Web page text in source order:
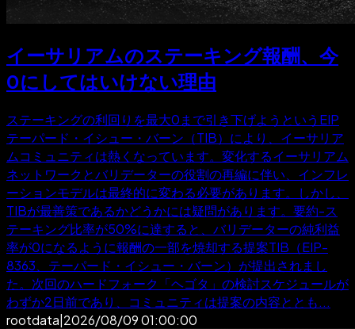
イーサリアムのステーキング報酬、今
0にしてはいけない理由
ステーキングの利回りを最大0まで引き下げようというEIP
テーパード・イシュー・バーン（TIB）により、イーサリア
ムコミュニティは熱くなっています。変化するイーサリアム
ネットワークとバリデーターの役割の再編に伴い、インフレ
ーションモデルは最終的に変わる必要があります。しかし、
TIBが最善策であるかどうかには疑問があります。要約-ス
テーキング比率が50%に達すると、バリデーターの純利益
率が0になるように報酬の一部を焼却する提案TIB（EIP-
8363、テーパード・イシュー・バーン）が提出されまし
た。次回のハードフォーク「ヘゴタ」の検討スケジュールが
わずか2日前であり、コミュニティは提案の内容ととも...
rootdata|2026/08/09 01:00:00